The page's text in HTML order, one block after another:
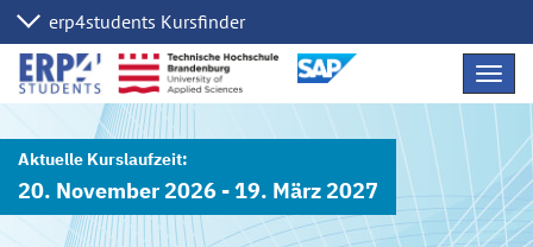
20. November 2026 - 19. März 2027